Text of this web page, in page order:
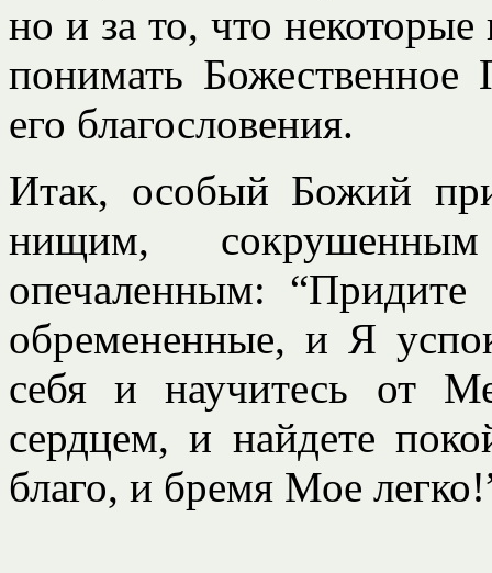
но и за то, что
понимать
его благословения.
Итак, особый Божий
нищим,
опечаленным:
обремененные, и Я
себя и научитесь от
сердцем, и найдете
благо, и бремя Мое